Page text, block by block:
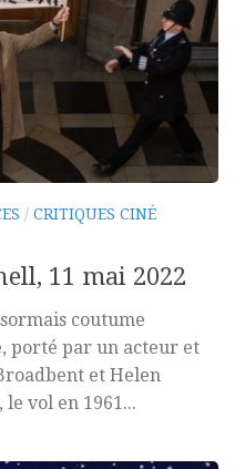
/ CRITIQUES CINÉ
11 mai 2022
coutume
porté par un acteur et
et Helen
vol en 1961...